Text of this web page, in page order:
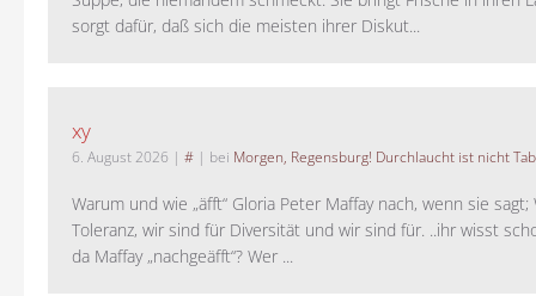
sorgt dafür, daß sich die meisten ihrer Diskut...
xy
6. August 2026 | # | bei Morgen, Regensburg! Durchlaucht ist nicht
Warum und wie „äfft“ Gloria Peter Maffay nach, wenn sie
Toleranz, wir sind für Diversität und wir sind für. ..ihr wisst
da Maffay „nachgeäfft“? Wer ...